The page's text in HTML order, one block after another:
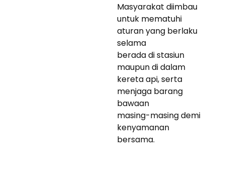
Masyarakat diimbau
untuk mematuhi
aturan yang berlaku
selama
berada di stasiun
maupun di dalam
kereta api, serta
menjaga barang
bawaan
masing-masing demi
kenyamanan
bersama.